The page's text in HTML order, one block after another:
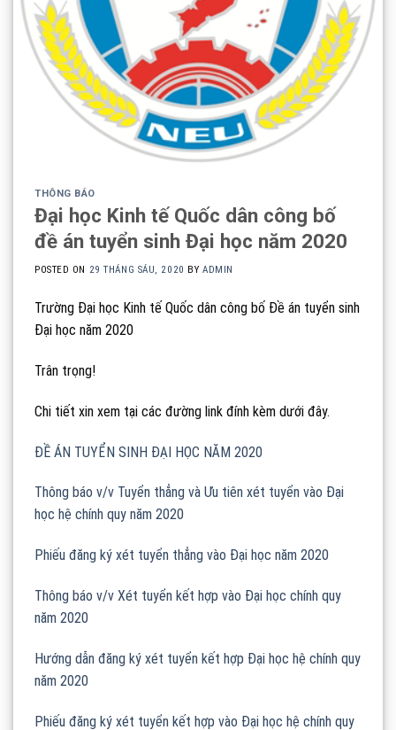
THÔNG BÁO
Đại học Kinh tế Quốc dân công bố
đề án tuyển sinh Đại học năm 2020
POSTED ON 29 THÁNG SÁU, 2020 BY ADMIN
Trường Đại học Kinh tế Quốc dân công bố Đề án tuyển sinh
Đại học năm 2020
Trân trọng!
Chi tiết xin xem tại các đường link đính kèm dưới đây.
ĐỀ ÁN TUYỂN SINH ĐẠI HỌC NĂM 2020
Thông báo v/v Tuyển thẳng và Ưu tiên xét tuyển vào Đại
học hệ chính quy năm 2020
Phiếu đăng ký xét tuyển thẳng vào Đại học năm 2020
Thông báo v/v Xét tuyển kết hợp vào Đại học chính quy
năm 2020
Hướng dẫn đăng ký xét tuyển kết hợp Đại học hệ chính quy
năm 2020
Phiếu đăng ký xét tuyển kết hợp vào Đại học hệ chính quy